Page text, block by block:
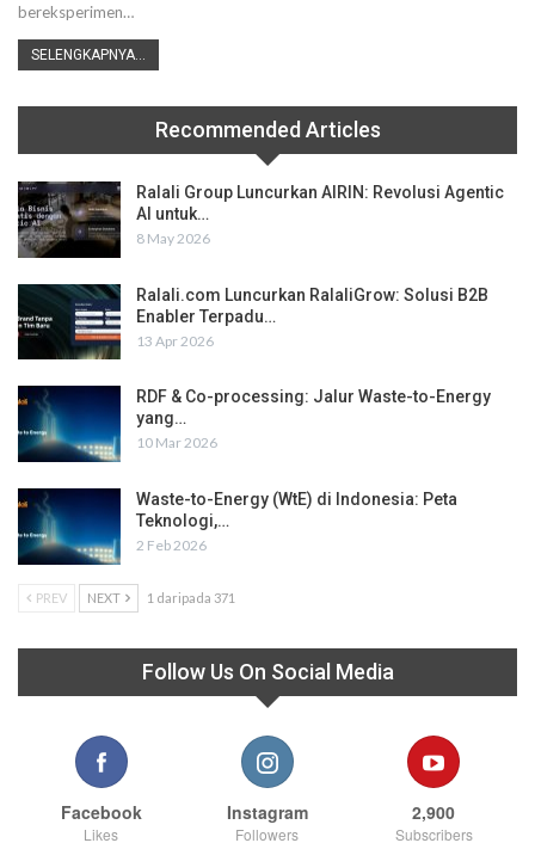
bereksperimen…
SELENGKAPNYA...
Recommended Articles
Ralali Group Luncurkan AIRIN: Revolusi Agentic
AI untuk…
8 May 2026
Ralali.com Luncurkan RalaliGrow: Solusi B2B
Enabler Terpadu…
13 Apr 2026
RDF & Co-processing: Jalur Waste-to-Energy
yang…
10 Mar 2026
Waste-to-Energy (WtE) di Indonesia: Peta
Teknologi,…
2 Feb 2026
PREV NEXT 1 daripada 371
Follow Us On Social Media
Facebook
Likes
Instagram
Followers
2,900
Subscribers